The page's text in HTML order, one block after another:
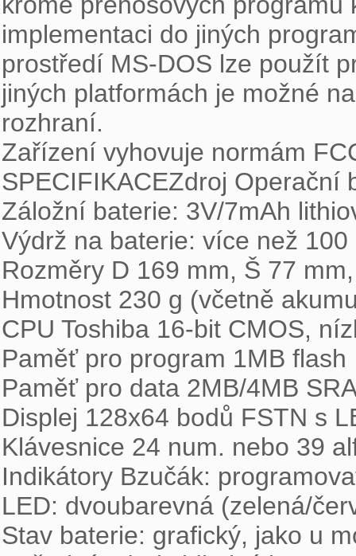
implementaci do jiných
prostředí MS-DOS lze použít
jiných platformách je možné
rozhraní.
Zařízení vyhovuje normám
SPECIFIKACEZdroj Operační
Záložní baterie: 3V/7mAh
Výdrž na baterie: více než 100
Rozměry D 169 mm, Š 77
Hmotnost 230 g (včetně
CPU Toshiba 16-bit CMOS,
Paměť pro program 1MB flash
Paměť pro data 2MB/4MB
Displej 128x64 bodů FSTN s
Klávesnice 24 num. nebo 39
Indikátory Bzučák:
LED: dvoubarevná (zelená/
Stav baterie: grafický, jako u